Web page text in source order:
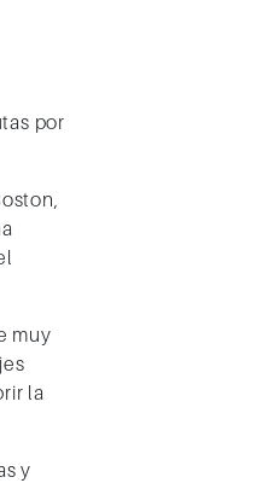
por
muy
la
y